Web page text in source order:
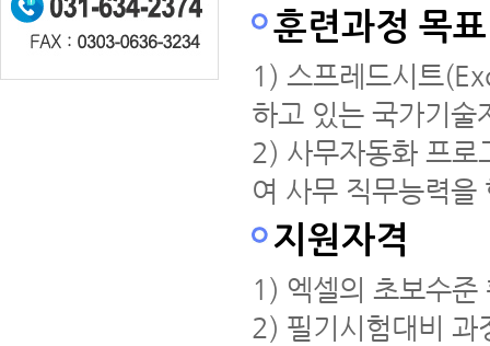
훈련과정 목표
1) 스프레드시트
하고 있는 국가기술
2) 사무자동화 프로
여 사무 직무능력을
지원자격
1) 엑셀의 초보수준
2) 필기시험대비 과